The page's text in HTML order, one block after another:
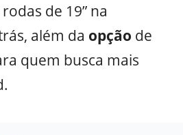
de 19” na
além da opção de
quem busca mais